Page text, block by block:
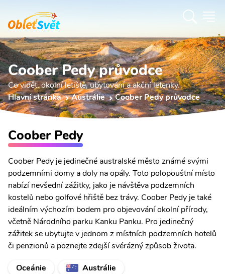
Coober Pedy průvodce
Co vidět, okolní letiště, ubytování a akční letenky.
Hlavní stránka
Austrálie Coober Pedy průvodce
Coober Pedy
Coober Pedy je jedinečné australské město známé svými
podzemními domy a doly na opály. Toto polopouštní místo
nabízí nevšední zážitky, jako je návštěva podzemních
kostelů nebo golfové hřiště bez trávy. Coober Pedy je také
ideálním výchozím bodem pro objevování okolní přírody,
včetně Národního parku Kanku Panku. Pro jedinečný
zážitek se ubytujte v jednom z místních podzemních hotelů
či penzionů a poznejte zdejší svérázný způsob života.
Oceánie
Austrálie